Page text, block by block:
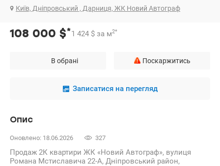
Київ, Дніпровський , Дарниця, ЖК Новий Автограф
108 000 $*1 424 $ за м2*
В обрані Поскаржитись
Записатися на перегляд
Опис
Оновлено: 18.06.2026 327
Продаж 2К квартири ЖК «Новий Автограф», вулиця
Романа Мстиславича 22-А, Дніпровський район,